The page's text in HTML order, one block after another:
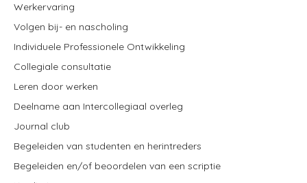
Werkervaring
Volgen bij- en nascholing
Individuele Professionele Ontwikkeling
Collegiale consultatie
Leren door werken
Deelname aan Intercollegiaal overleg
Journal club
Begeleiden van studenten en herintreders
Begeleiden en/of beoordelen van een scriptie